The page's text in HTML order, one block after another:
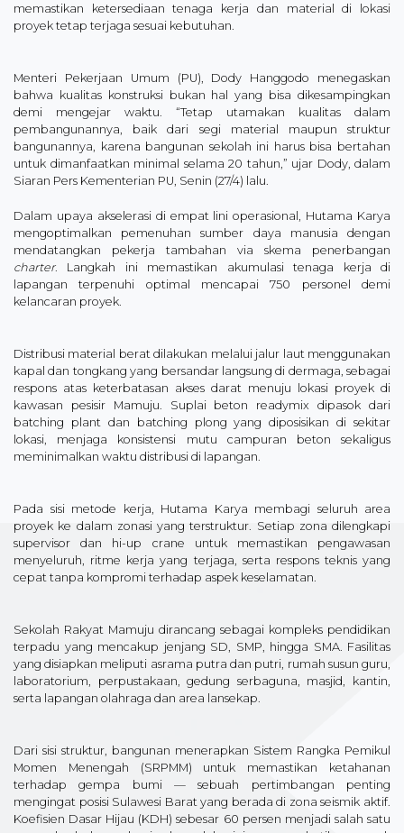
memastikan ketersediaan tenaga kerja dan material di lokasi
proyek tetap terjaga sesuai kebutuhan.
Menteri Pekerjaan Umum (PU), Dody Hanggodo menegaskan
bahwa kualitas konstruksi bukan hal yang bisa dikesampingkan
demi mengejar waktu. “Tetap utamakan kualitas dalam
pembangunannya, baik dari segi material maupun struktur
bangunannya, karena bangunan sekolah ini harus bisa bertahan
untuk dimanfaatkan minimal selama 20 tahun,” ujar Dody, dalam
Siaran Pers Kementerian PU, Senin (27/4) lalu.
Dalam upaya akselerasi di empat lini operasional, Hutama Karya
mengoptimalkan pemenuhan sumber daya manusia dengan
mendatangkan pekerja tambahan via skema penerbangan
charter. Langkah ini memastikan akumulasi tenaga kerja di
lapangan terpenuhi optimal mencapai 750 personel demi
kelancaran proyek.
Distribusi material berat dilakukan melalui jalur laut menggunakan
kapal dan tongkang yang bersandar langsung di dermaga, sebagai
respons atas keterbatasan akses darat menuju lokasi proyek di
kawasan pesisir Mamuju. Suplai beton readymix dipasok dari
batching plant dan batching plong yang diposisikan di sekitar
lokasi, menjaga konsistensi mutu campuran beton sekaligus
meminimalkan waktu distribusi di lapangan.
Pada sisi metode kerja, Hutama Karya membagi seluruh area
proyek ke dalam zonasi yang terstruktur. Setiap zona dilengkapi
supervisor dan hi-up crane untuk memastikan pengawasan
menyeluruh, ritme kerja yang terjaga, serta respons teknis yang
cepat tanpa kompromi terhadap aspek keselamatan.
Sekolah Rakyat Mamuju dirancang sebagai kompleks pendidikan
terpadu yang mencakup jenjang SD, SMP, hingga SMA. Fasilitas
yang disiapkan meliputi asrama putra dan putri, rumah susun guru,
laboratorium, perpustakaan, gedung serbaguna, masjid, kantin,
serta lapangan olahraga dan area lansekap.
Dari sisi struktur, bangunan menerapkan Sistem Rangka Pemikul
Momen Menengah (SRPMM) untuk memastikan ketahanan
terhadap gempa bumi — sebuah pertimbangan penting
mengingat posisi Sulawesi Barat yang berada di zona seismik aktif.
Koefisien Dasar Hijau (KDH) sebesar 60 persen menjadi salah satu